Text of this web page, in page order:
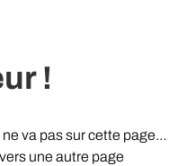
!
va pas sur cette page…
une autre page